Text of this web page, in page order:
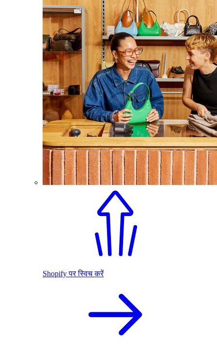
Shopify पर स्विच करें